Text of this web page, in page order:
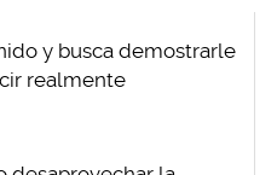
y busca demostrarle
realmente